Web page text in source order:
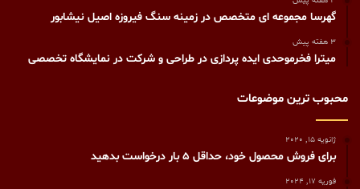
گهرسا مجموعه ای متخصص در زمینه سنگ فیروزه اصیل نیشابور
3 هفته پیش
میترا فخرموحدی ایده پردازی در طراحی و شرکت در نمایشگاه تخصصی
محبوب ترین موضوعات
ژانویه 15, 2020
برای فروش محصول خود، حداقل ۵ بار درخواست بدهید
فوریه 17, 2024